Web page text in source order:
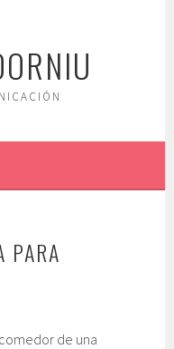
PARA
de una